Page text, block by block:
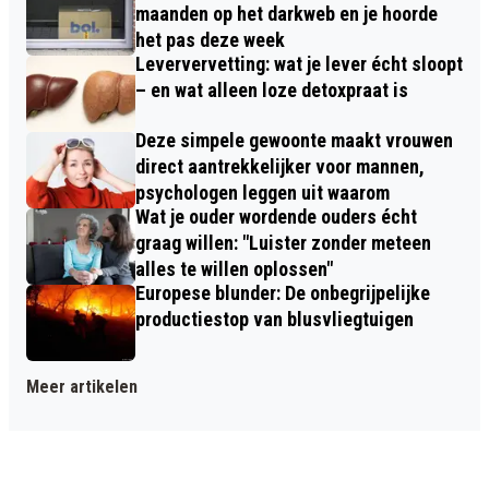
maanden op het darkweb en je hoorde
het pas deze week
Leververvetting: wat je lever écht sloopt
– en wat alleen loze detoxpraat is
Deze simpele gewoonte maakt vrouwen
direct aantrekkelijker voor mannen,
psychologen leggen uit waarom
Wat je ouder wordende ouders écht
graag willen: "Luister zonder meteen
alles te willen oplossen"
Europese blunder: De onbegrijpelijke
productiestop van blusvliegtuigen
Meer artikelen